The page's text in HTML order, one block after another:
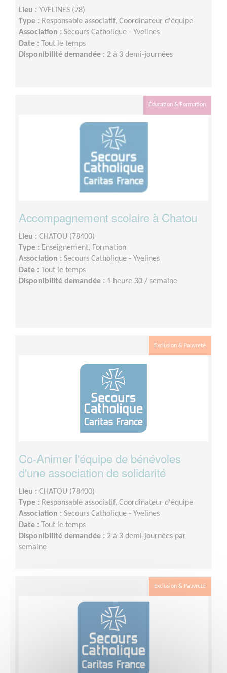
Lieu : YVELINES (78)
Type : Responsable associatif, Coordinateur d'équipe
Association : Secours Catholique - Yvelines
Date :
Tout le temps
Disponibilité demandée : 2 à 3 demi-journées
Éducation & Formation
Accompagnement scolaire à Chatou
Lieu : CHATOU (78400)
Type : Enseignement, Formation
Association : Secours Catholique - Yvelines
Date :
Tout le temps
Disponibilité demandée : 1 heure 30 / semaine
Exclusion & Pauvreté
Co-Animer l'équipe de bénévoles
d'une association de solidarité
Lieu : CHATOU (78400)
Type : Responsable associatif, Coordinateur d'équipe
Association : Secours Catholique - Yvelines
Date :
Tout le temps
Disponibilité demandée : 2 à 3 demi-journées par
semaine
Exclusion & Pauvreté